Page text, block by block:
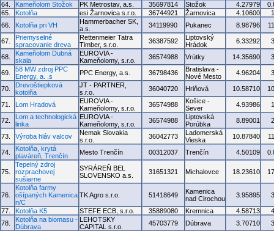
64. Kameňolom Stožok PK Metrostav, a.s. 35697814 Stožok 4.27979
65.
Kotolňa esi Žarnovica s.r.o. 36744921 Žarnovica 4.10600
66.
Kotolňa pri VH
Hammerbacher SK,
a.s.
34119990 Pukanec 8.98796
67.
Priemyselné
spracovanie dreva
Rettenmeier Tatra
Timber, s.r.o.
36387592
Liptovský
Hrádok
6.33292
68.
Kameňolom Dubná
skala
EUROVIA -
Kameňolomy, s.r.o.
36574988 Vrútky 14.35690
69.
58 MW zdroj PPC
Energy, a. .s
PPC Energy, a.s. 36798436
Bratislava -
Nové Mesto
4.96204
70.
Drevoštiepková
kotolňa
JT - PARTNER,
s.r.o.
36040720 Hriňová 10.58710
71. Lom Hradová
EUROVIA -
Kameňolomy, s.r.o.
36574988
Košice -
Sever
4.93986
72.
Lom a technologická
linka
EUROVIA -
Kameňolomy, s.r.o.
36574988
Liptovská
Porúbka
8.89001
73. Výroba hláv valcov
Nemak Slovakia
s.r.o.
36042773
Ladomerská
Vieska
10.87840
74.
Kotolňa, krytá
plaváreň, Trenčín
Mesto Trenčín 00312037 Trenčín 4.50109
75.
Tepelný zdroj
rozprachovej
sušiarne
SYRÁREŇ BEL
SLOVENSKO a.s.
31651321 Michalovce 18.23610
76.
Kotolňa farmy
ošípaných Kamenica
n/C
TK Agro s.r.o. 51418649
Kamenica
nad Cirochou
3.95895
77. Kotolňa K5 STEFE ECB, s.r.o. 35889080 Kremnica 4.58713
78.
Kotolňa na biomasu -
Dúbrava
LEHOTSKY
CAPITAL s.r.o.
45703779 Dúbrava 3.70710